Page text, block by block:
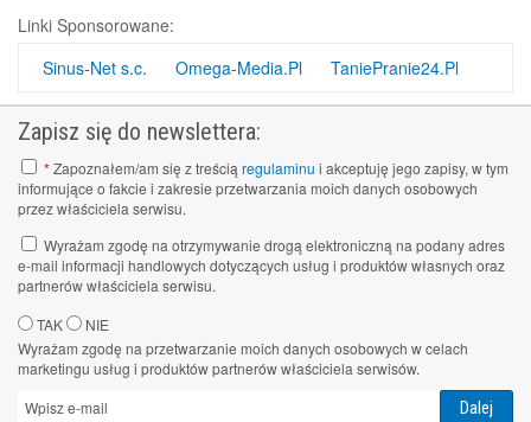
Tablica Reklamowa Kwiecień 2016
2016-08-02 17:38
Tablica Reklamowa Luty 2016
Tablica Reklamowa październik 2015
2016-08-02 17:30
Linki Sponsorowane:
Sinus-Net s.c.
Omega-Media.Pl TaniePranie24.Pl
Zapisz się do newslettera:
* Zapoznałem/am się z treścią regulaminu i akceptuję jego zapisy, w tym
informujące o fakcie i zakresie przetwarzania moich danych osobowych
przez właściciela serwisu.
Wyrażam zgodę na otrzymywanie drogą elektroniczną na podany adres
e-mail informacji handlowych dotyczących usług i produktów własnych oraz
partnerów właściciela serwisu.
TAK
NIE
Wyrażam zgodę na przetwarzanie moich danych osobowych w celach
marketingu usług i produktów partnerów właściciela serwisów.